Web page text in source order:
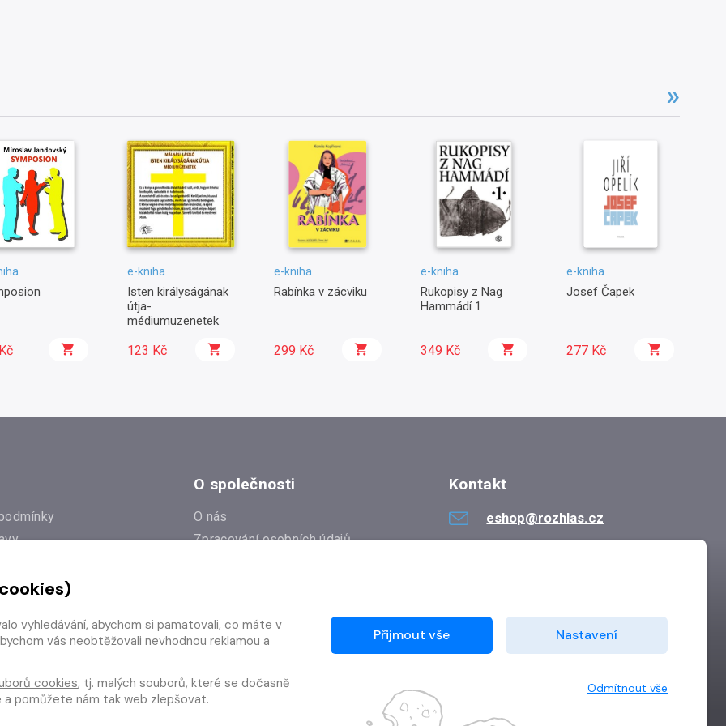
e-kniha
Isten királyságának
útja-
médiumuzenetek
123 Kč
e-kniha
Rabínka v zácviku
299 Kč
e-kniha
Rukopisy z Nag
Hammádí 1
349 Kč
e-kniha
Josef Čapek
277 Kč
od smlouvy
O společnosti
O nás
Zpracování osobních údajů
Kontakt
eshop@rozhlas.cz
vyhledávání, abychom si pamatovali, co máte v
vás neobtěžovali nevhodnou reklamou a
cookies, tj. malých souborů, které se dočasně
a pomůžete nám tak web zlepšovat.
Přijmout vše Nastavení
Odmítnout vše